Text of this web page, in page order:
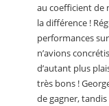
au coefficient de
la différence !
performances
n’avions
d’autant plus
très bons !
de gagner,